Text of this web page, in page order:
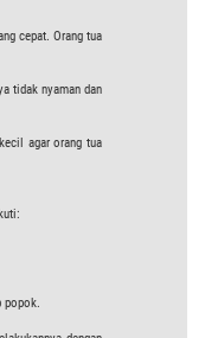
cepat. Orang tua
tidak nyaman dan
agar orang tua
popok.